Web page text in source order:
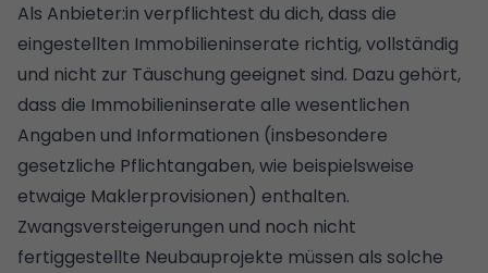
Als Anbieter:in verpflichtest du dich, dass die
eingestellten Immobilieninserate richtig, vollständig
und nicht zur Täuschung geeignet sind. Dazu gehört,
dass die Immobilieninserate alle wesentlichen
Angaben und Informationen (insbesondere
gesetzliche Pflichtangaben, wie beispielsweise
etwaige Maklerprovisionen) enthalten.
Zwangsversteigerungen und noch nicht
fertiggestellte Neubauprojekte müssen als solche